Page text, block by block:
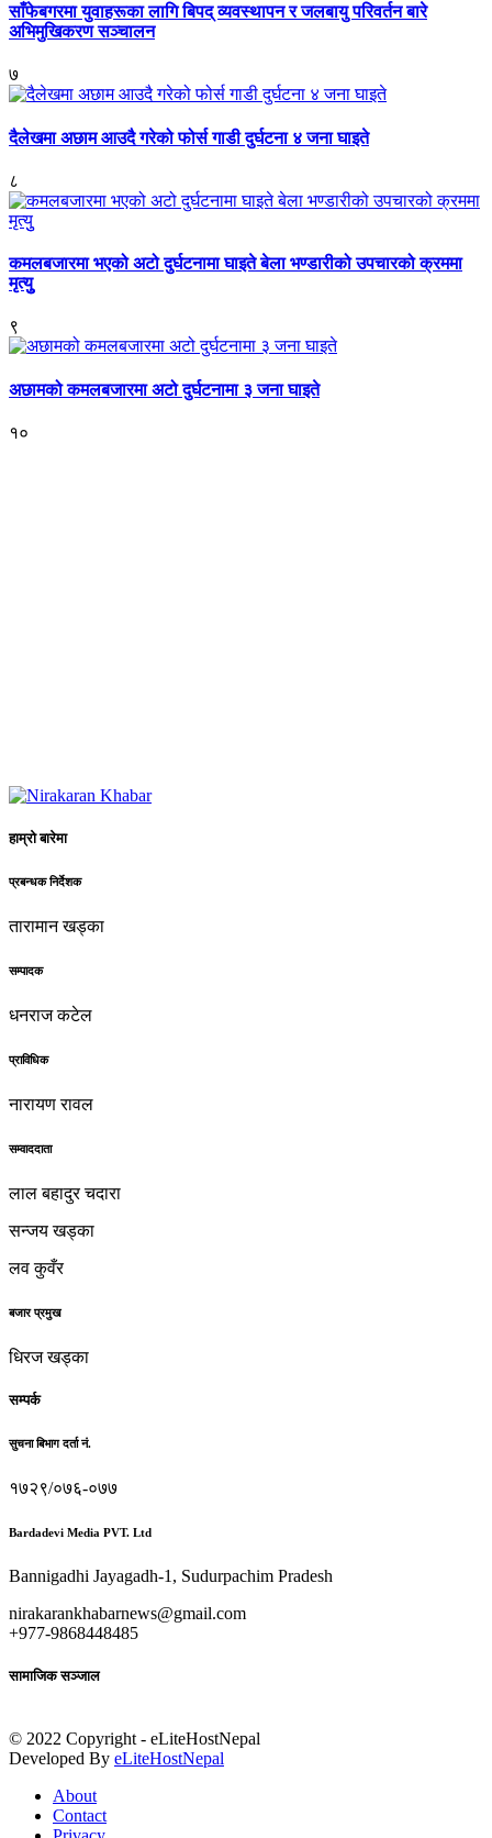
साँफेबगरमा युवाहरूका लागि बिपद् व्यवस्थापन र जलबायु परिवर्तन बारे
अभिमुखिकरण सञ्चालन
७
दैलेखमा अछाम आउदै गरेको फोर्स गाडी दुर्घटना ४ जना घाइते
८
कमलबजारमा भएको अटो दुर्घटनामा घाइते बेला भण्डारीको उपचारको क्रममा
मृत्युु
९
अछामको कमलबजारमा अटो दुर्घटनामा ३ जना घाइते
१०
हाम्रो बारेमा
प्रबन्धक निर्देशक
तारामान खड्का
सम्पादक
धनराज कटेल
प्राविधिक
नारायण रावल
सम्वाददाता
लाल बहादुर चदारा
सन्जय खड्का
लव कुवँर
बजार प्रमुख
धिरज खड्का
सम्पर्क
सुचना बिभाग दर्ता नं.
१७२९/०७६-०७७
Bardadevi Media PVT. Ltd
Bannigadhi Jayagadh-1, Sudurpachim Pradesh
nirakarankhabarnews@gmail.com
+977-9868448485
सामाजिक सञ्जाल
© 2022 Copyright - eLiteHostNepal
Developed By eLiteHostNepal
About
Contact